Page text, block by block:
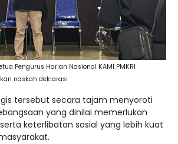
Pengurus Harian Nasional KAMI PMKRI
naskah deklarasi
tersebut secara tajam menyoroti
yang dinilai memerlukan
keterlibatan sosial yang lebih kuat
.